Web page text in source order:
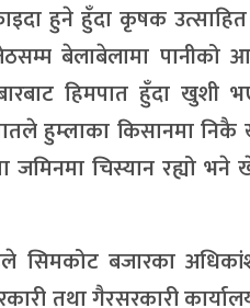
हुने हुँदा कृषक
बेलाबेलामा पानीको
हिमपात हुँदा खुशी
हुम्लाका किसानमा
चिस्यान रह्यो भने
सिमकोट बजारका
तथा गैरसरकारी